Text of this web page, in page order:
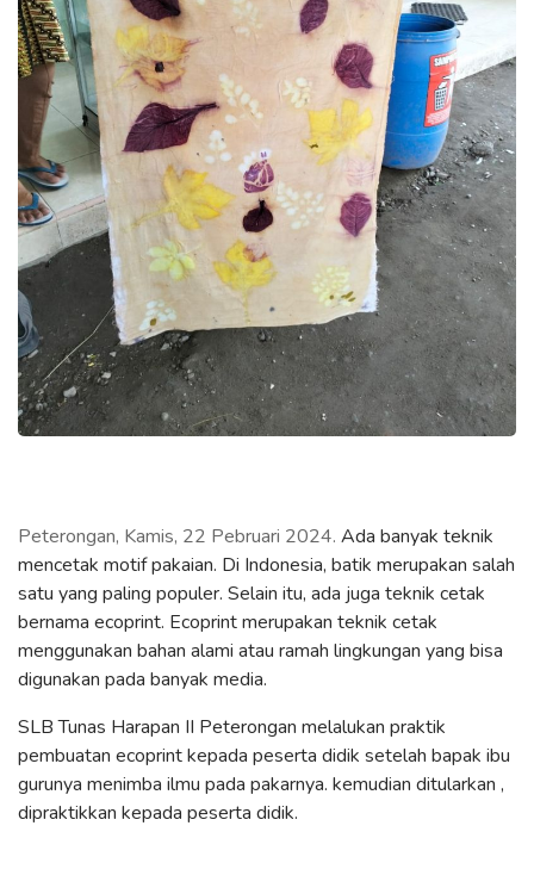
Peterongan, Kamis, 22 Pebruari 2024. Ada banyak teknik
mencetak motif pakaian. Di Indonesia, batik merupakan salah
satu yang paling populer. Selain itu, ada juga teknik cetak
bernama ecoprint. Ecoprint merupakan teknik cetak
menggunakan bahan alami atau ramah lingkungan yang bisa
digunakan pada banyak media.
SLB Tunas Harapan II Peterongan melalukan praktik
pembuatan ecoprint kepada peserta didik setelah bapak ibu
gurunya menimba ilmu pada pakarnya. kemudian ditularkan ,
dipraktikkan kepada peserta didik.